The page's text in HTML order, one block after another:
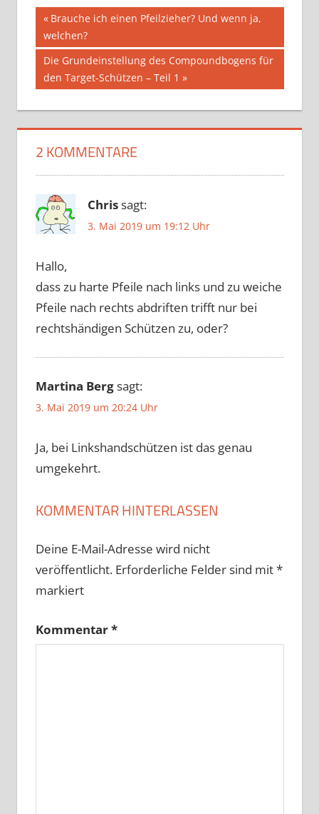
Beitragsnavigation
Vorheriger
Beitrag:
Brauche ich einen Pfeilzieher? Und wenn ja,
welchen?
Nächster
Beitrag:
Die Grundeinstellung des Compoundbogens für
den Target-Schützen – Teil 1
2 KOMMENTARE
Chrissagt:
3. Mai 2019 um 19:12 Uhr
Hallo,
dass zu harte Pfeile nach links und zu weiche
Pfeile nach rechts abdriften trifft nur bei
rechtshändigen Schützen zu, oder?
Martina Bergsagt:
3. Mai 2019 um 20:24 Uhr
Ja, bei Linkshandschützen ist das genau
umgekehrt.
KOMMENTAR HINTERLASSEN
Deine E-Mail-Adresse wird nicht
veröffentlicht. Erforderliche Felder sind mit*
markiert
Kommentar*